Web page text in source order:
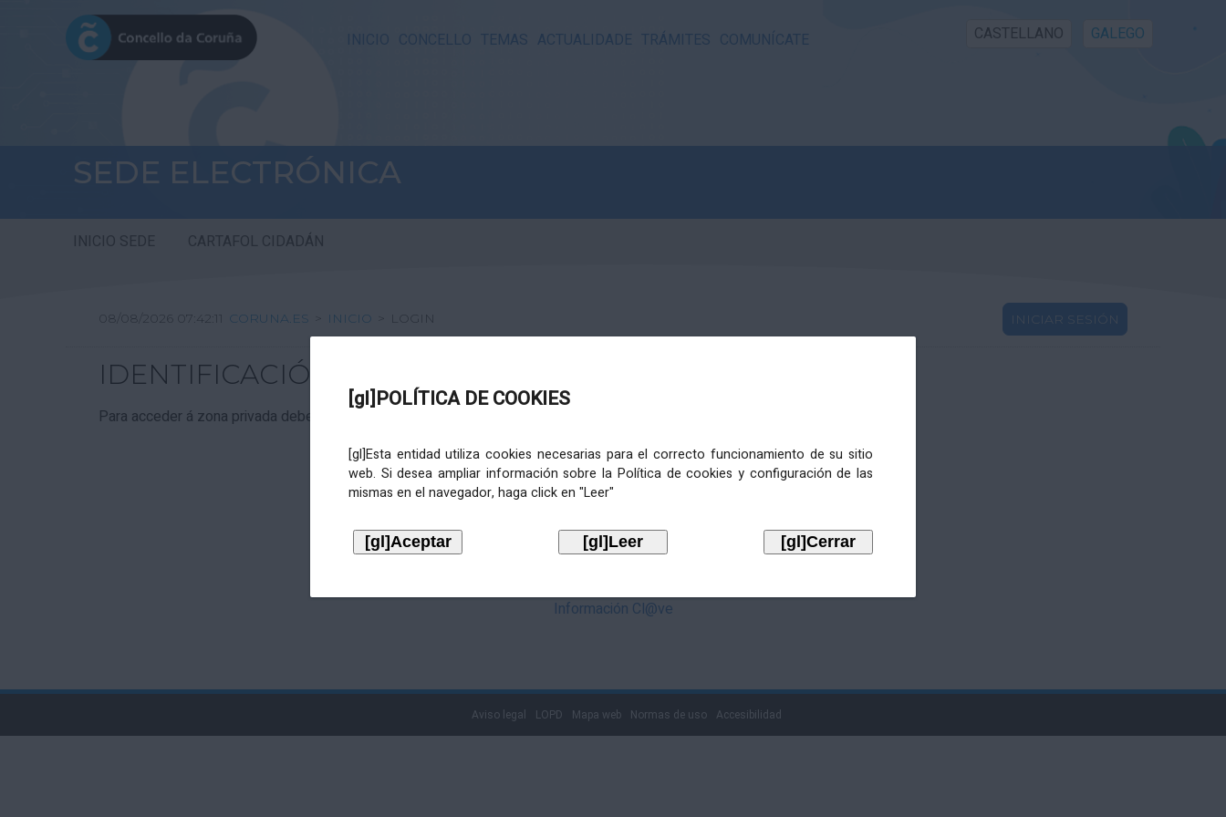
INICIO CONCELLO TEMAS ACTUALIDADE TRÁMITES COMUNÍCATE CASTELLANO GALEGO
SEDE ELECTRÓNICA
INICIO SEDE CARTAFOL CIDADÁN
[gl]POLÍTICA DE COOKIES
[gl]Esta entidad utiliza cookies necesarias para el correcto funcionamiento de su sitio
web. Si desea ampliar información sobre la Política de cookies y configuración de las
mismas en el navegador, haga click en "Leer"
08/08/2026 07:42:11 CORUNA.ES > INICIO > LOGIN INICIAR SESIÓN
IDENTIFICACIÓN
Para acceder á zona privada debe identificarse mediante Cl@ve. Pulse no logotipo
Información Cl@ve
Aviso legal LOPD Mapa web Normas de uso Accesibilidad